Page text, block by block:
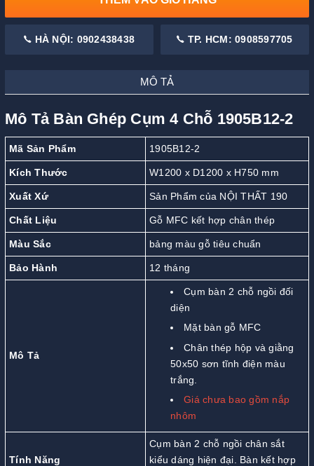
HÀ NỘI: 0902438438 TP. HCM: 0908597705
MÔ TẢ
Mô Tả Bàn Ghép Cụm 4 Chỗ 1905B12-2
Mã Sản Phẩm 1905B12-2
Kích Thước W1200 x D1200 x H750 mm
Xuất Xứ Sản Phẩm của NỘI THẤT 190
Chất Liệu Gỗ MFC kết hợp chân thép
Màu Sắc bảng màu gỗ tiêu chuẩn
Bảo Hành 12 tháng
Mô Tả
Cụm bàn 2 chỗ ngồi đối
diện
Mặt bàn gỗ MFC
Chân thép hộp và giằng
50x50 sơn tĩnh điện màu
trắng.
Giá chưa bao gồm nắp
nhôm
Tính Năng
Cụm bàn 2 chỗ ngồi chân sắt
kiểu dáng hiện đại. Bàn kết hợp